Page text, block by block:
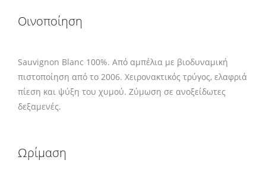
Οινοποίηση
Sauvignon Blanc 100%. Από αμπέλια με βιοδυναμική
πιστοποίηση από το 2006. Χειρονακτικός τρύγος, ελαφριά
πίεση και ψύξη του χυμού. Ζύμωση σε ανοξείδωτες
δεξαμενές.
Ωρίμαση